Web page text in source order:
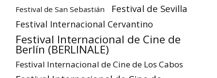
Festival de San Sebastián Festival de Sevilla
Festival Internacional Cervantino
Festival Internacional de Cine de
Berlín (BERLINALE)
Festival Internacional de Cine de Los Cabos